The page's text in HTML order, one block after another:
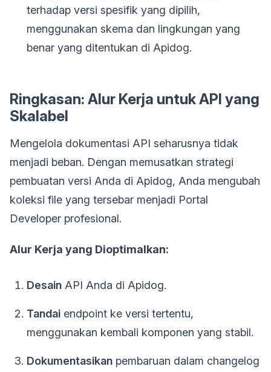
terhadap versi spesifik yang dipilih,
menggunakan skema dan lingkungan yang
benar yang ditentukan di Apidog.
Ringkasan: Alur Kerja untuk API yang
Skalabel
Mengelola dokumentasi API seharusnya tidak
menjadi beban. Dengan memusatkan strategi
pembuatan versi Anda di Apidog, Anda mengubah
koleksi file yang tersebar menjadi Portal
Developer profesional.
Alur Kerja yang Dioptimalkan:
Desain API Anda di Apidog.
Tandai endpoint ke versi tertentu,
menggunakan kembali komponen yang stabil.
Dokumentasikan pembaruan dalam changelog